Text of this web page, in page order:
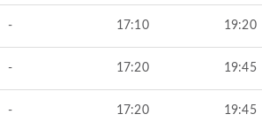
- 17:10 19:20
- 17:20 19:45
- 17:20 19:45